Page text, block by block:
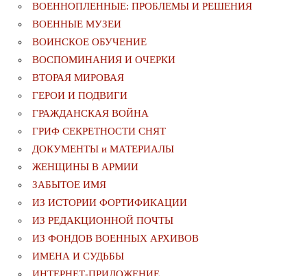
ВОЕННОПЛЕННЫЕ: ПРОБЛЕМЫ И РЕШЕНИЯ
ВОЕННЫЕ МУЗЕИ
ВОИНСКОЕ ОБУЧЕНИЕ
ВОСПОМИНАНИЯ И ОЧЕРКИ
ВТОРАЯ МИРОВАЯ
ГЕРОИ И ПОДВИГИ
ГРАЖДАНСКАЯ ВОЙНА
ГРИФ СЕКРЕТНОСТИ СНЯТ
ДОКУМЕНТЫ и МАТЕРИАЛЫ
ЖЕНЩИНЫ В АРМИИ
ЗАБЫТОЕ ИМЯ
ИЗ ИСТОРИИ ФОРТИФИКАЦИИ
ИЗ РЕДАКЦИОННОЙ ПОЧТЫ
ИЗ ФОНДОВ ВОЕННЫХ АРХИВОВ
ИМЕНА И СУДЬБЫ